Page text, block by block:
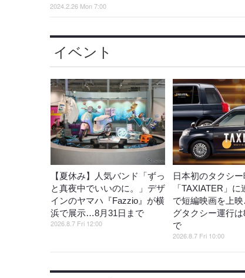
2024.2.26 Mon 7:00
イベント
【夏休み】人気バンド「ずっ
と真夜中でいいのに。」デザ
インのヤマハ『Fazzio』が横
浜で展示…8月31日まで
2026.8.7 Fri 12:00
日本初のタクシ
「TAXIATER」
で短編映画を上
グタクシー運行は
で
2026.8.7 Fri 10:00